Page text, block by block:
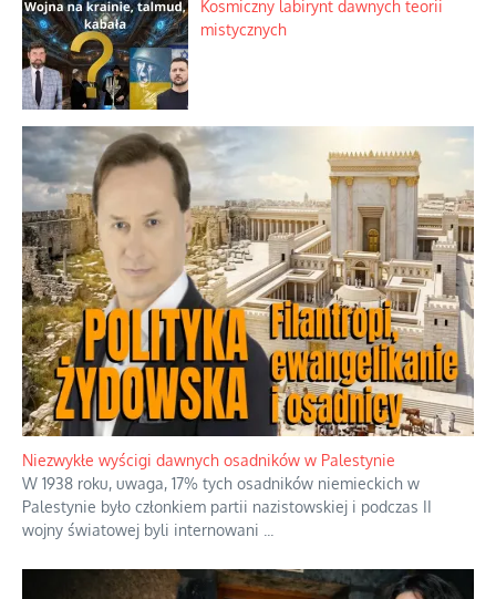
Niezwykły scenariusz bez państwowej
dotacji
Kosmiczny labirynt dawnych teorii
mistycznych